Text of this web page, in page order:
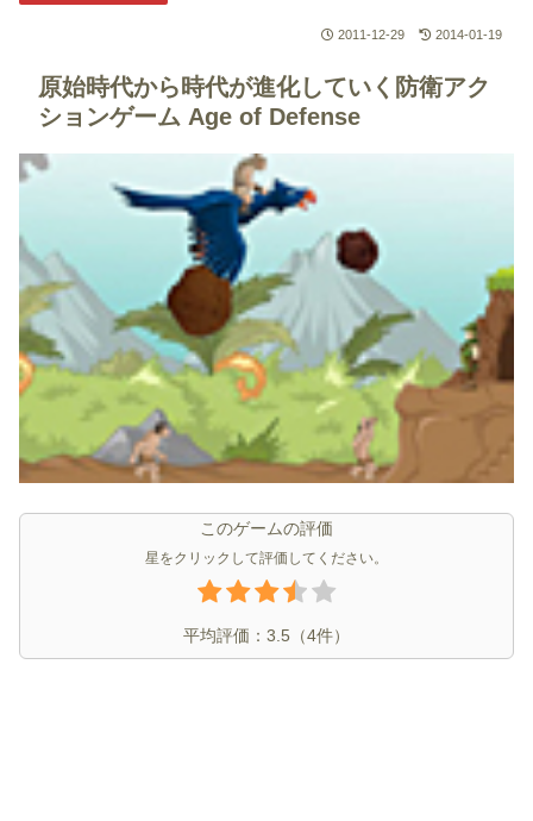
2011-12-29 2014-01-19
原始時代から時代が進化していく防衛アク
ションゲーム Age of Defense
このゲームの評価
星をクリックして評価してください。
平均評価： 3.5 （4件）